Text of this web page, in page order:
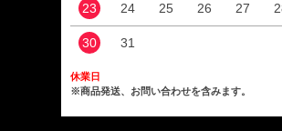
23 24 25 26 27
30 31
休業日
※商品発送、お問い合わせを含みます。